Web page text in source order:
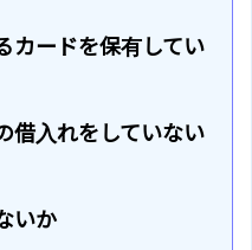
カードを保有してい
借入れをしていない
いか